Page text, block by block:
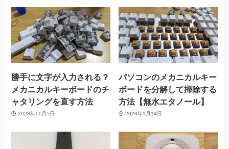
勝手に文字が入力される？
メカニカルキーボードのチ
ャタリングを直す方法
2023年11月5日
パソコンのメカニカルキー
ボードを分解して掃除する
方法【無水エタノール】
2023年1月14日